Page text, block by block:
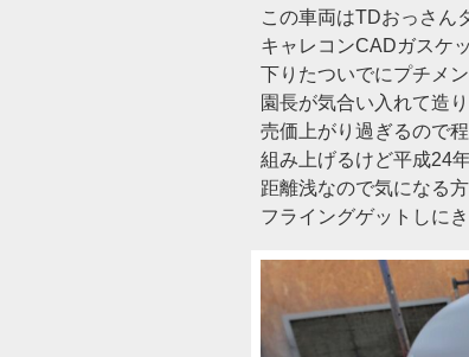
この車両はTDおっさん
キャレコンCADガスケ
下りたついでにプチメ
園長が気合い入れて造
売価上がり過ぎるので
組み上げるけど平成24
距離浅なので気になる
フライングゲットしに